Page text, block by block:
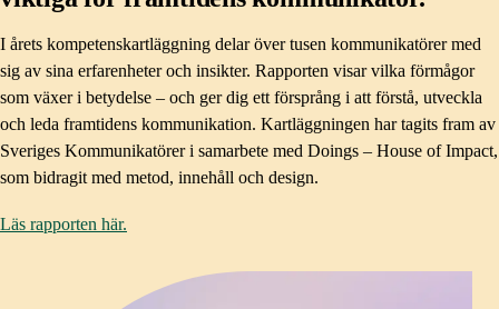
I årets kompetenskartläggning delar över tusen kommunikatörer med
sig av sina erfarenheter och insikter. Rapporten visar vilka förmågor
som växer i betydelse – och ger dig ett försprång i att förstå, utveckla
och leda framtidens kommunikation. Kartläggningen har tagits fram av
Sveriges Kommunikatörer i samarbete med Doings – House of Impact,
som bidragit med metod, innehåll och design.
Läs rapporten här.